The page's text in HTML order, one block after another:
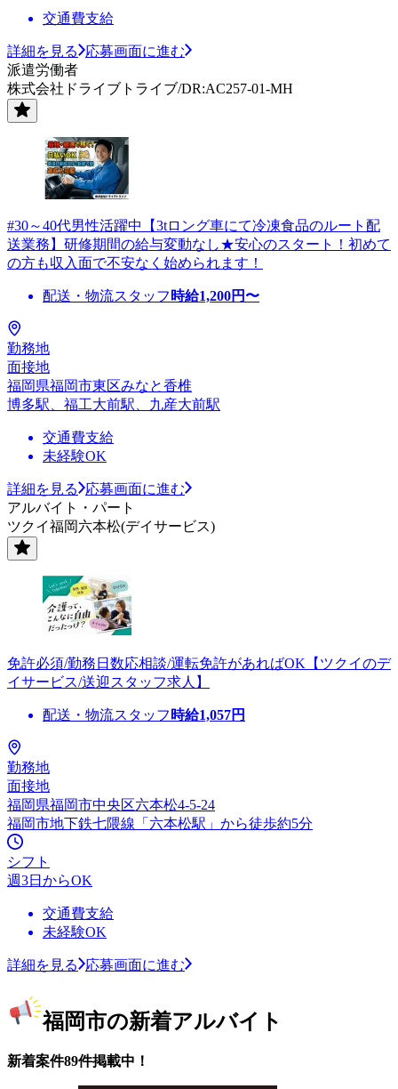
交通費支給
詳細を見る
応募画面に進む
派遣労働者
株式会社ドライブトライブ/DR:AC257-01-MH
#30～40代男性活躍中【3tロング車にて冷凍食品のルート配
送業務】研修期間の給与変動なし★安心のスタート！初めて
の方も収入面で不安なく始められます！
配送・物流スタッフ 時給1,200円〜
勤務地
面接地
福岡県福岡市東区みなと香椎
博多駅、福工大前駅、九産大前駅
交通費支給
未経験OK
詳細を見る
応募画面に進む
アルバイト・パート
ツクイ福岡六本松(デイサービス)
免許必須/勤務日数応相談/運転免許があればOK【ツクイのデ
イサービス/送迎スタッフ求人】
配送・物流スタッフ 時給1,057円
勤務地
面接地
福岡県福岡市中央区六本松4-5-24
福岡市地下鉄七隈線「六本松駅」から徒歩約5分
シフト
週3日からOK
交通費支給
未経験OK
詳細を見る 応募画面に進む
福岡市の新着アルバイト
新着案件89件掲載中！